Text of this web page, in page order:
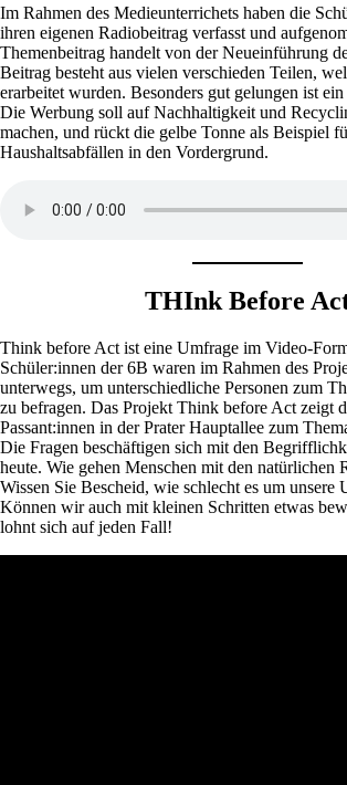
Im Rahmen des Medieunterrichets haben die
ihren eigenen Radiobeitrag verfasst und
Themenbeitrag handelt von der Neueinführung
Beitrag besteht aus vielen verschieden Teilen,
erarbeitet wurden. Besonders gut gelungen ist
Die Werbung soll auf Nachhaltigkeit und
machen, und rückt die gelbe Tonne als Beispiel
Haushaltsabfällen in den Vordergrund.
THInk Before
Think before Act ist eine Umfrage im Video-
Schüler:innen der 6B waren im Rahmen des
unterwegs, um unterschiedliche Personen zum
zu befragen. Das Projekt Think before Act zeigt
Passant:innen in der Prater Hauptallee zum
Die Fragen beschäftigen sich mit den
heute. Wie gehen Menschen mit den natürlichen
Wissen Sie Bescheid, wie schlecht es um unsere
Können wir auch mit kleinen Schritten etwas
lohnt sich auf jeden Fall!